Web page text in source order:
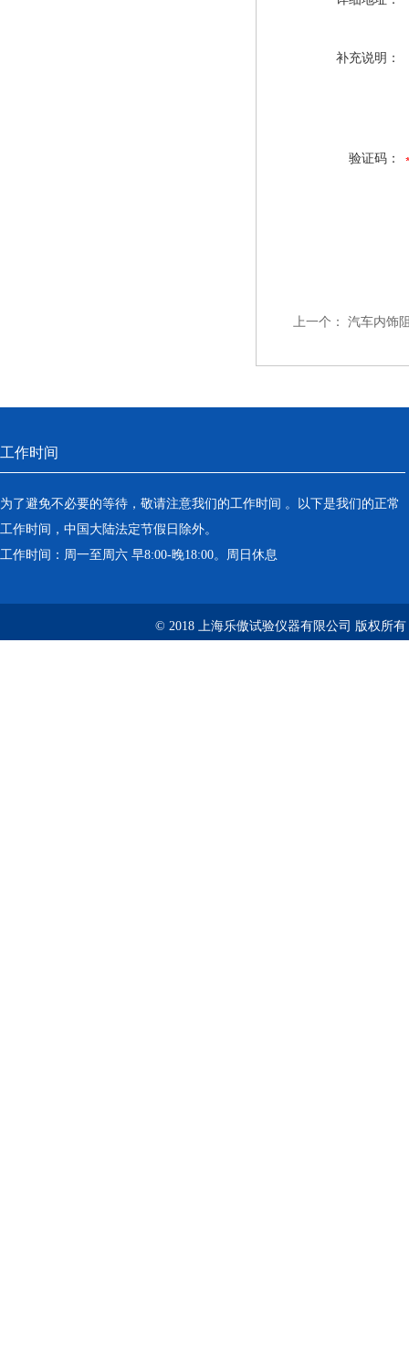
补充说明：
验证码：
上一个： 汽车内饰
工作时间
为了避免不必要的等待，敬请注意我们的工作时间 。以下是我们的正常
工作时间，中国大陆法定节假日除外。
工作时间：周一至周六 早8:00-晚18:00。周日休息
© 2018 上海乐傲试验仪器有限公司 版权所